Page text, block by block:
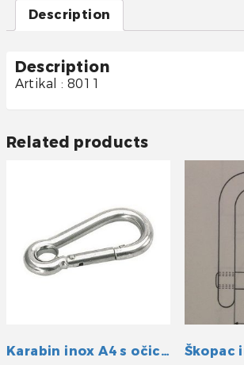
osiguranjem
80mm
Description
Description
Artikal : 8011
Related products
Karabin inox A4 s očicom 120mm Škopac